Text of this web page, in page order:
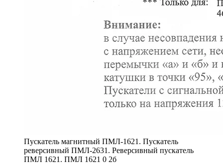
Пускатель магнитный ПМЛ-1621. Пускатель
реверсивный ПМЛ-2631. Реверсивный пускатель
ПМЛ 1621. ПМЛ 1621 0 2б